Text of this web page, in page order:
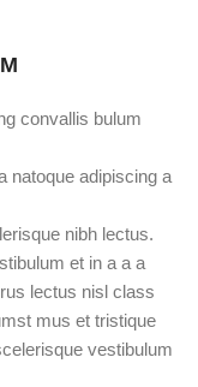
convallis bulum
natoque adipiscing a
nibh lectus.
et in a a a
lectus nisl class
mus et tristique
vestibulum